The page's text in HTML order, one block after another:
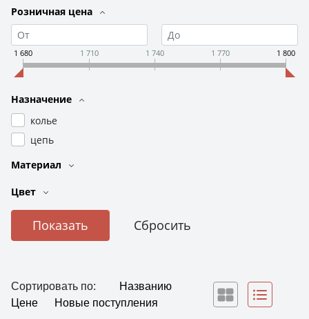
Розничная цена
1 680 1 710 1 740 1 770 1 800
Назначение
колье
цепь
Материал
Цвет
Сортировать по:
Названию
Цене
Новые поступления